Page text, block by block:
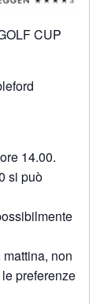
CUP
14.00.
si può
non
preferenze